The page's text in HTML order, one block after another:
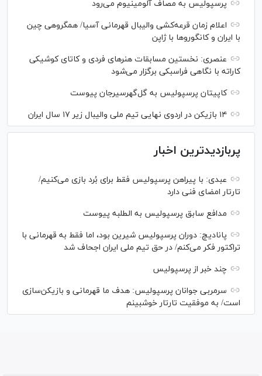
پرسپولیس به مصاف آلومینیوم می‌رود
اعلام زمان قرعه‌کشی والیبال قهرمانی آسیا/ همگروهی چین
با ایران و کانگورو‌ها با ژاپن
عنصری: نخستین مسابقات هنر‌های فردی و کاتای کوشیکی
کاراته با نگاهی فراسبکی برگزار می‌شود
کاپیتان پرسپولیس به گل‌گهرسیرجان پیوست
۱۴ بازیکن در اردوی نهایی تیم ملی والیبال زیر ۱۷ سال ایران
پربازدیدترین اخبار
عبدی: با پیراهن پرسپولیس فقط برای بُرد بازی می‌کنیم/
تارتار امضای فنی دارد
مدافع سابق پرسپولیس به الطلبه پیوست
پانادیچ: دوران پرسپولیس شیرین بود، اما فقط به قهرمانی با
تراکتور فکر می‌کنم/ در حق تیم ملی ایران اجحاف شد
چند خبر از پرسپولیس
سرمربی جوانان پرسپولیس: هدف ما قهرمانی و بازیکن‌سازی
است/ به موفقیت تارتار خوشبینم